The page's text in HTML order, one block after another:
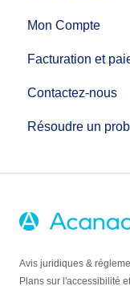
Fonctions
Services
Mon Compte
MonCompte
Faire des
Facturation et
Contactez-nous
Résoudre un
Avis juridiques &
Plans sur l'accessibilité